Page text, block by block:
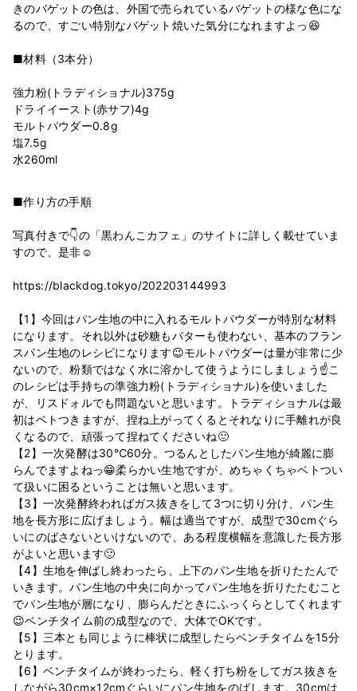
きのバゲットの色は、外国で売られているバゲットの様な色にな
るので、すごい特別なバゲット焼いた気分になれますよっ😆
■材料（3本分）
強力粉(トラディショナル)375g
ドライイースト(赤サフ)4g
モルトパウダー0.8g
塩7.5g
■作り方の手順
写真付きで👇の「黒わんこカフェ」のサイトに詳しく載せていま
すので、是非☺️
https://blackdog.tokyo/202203144993
【1】今回はパン生地の中に入れるモルトパウダーが特別な材料
になります。それ以外は砂糖もバターも使わない、基本のフラン
スパン生地のレシピになります😉モルトパウダーは量が非常に少
ないので、粉類ではなく水に溶かして使うようにしましょう☝こ
のレシピは手持ちの準強力粉(トラディショナル)を使いました
が、リスドォルでも問題ないと思います。トラディショナルは最
初はベトつきますが、捏ね上がってくるとそれなりに手離れが良
くなるので、頑張って捏ねてくださいね🙂
【2】一次発酵は30℃60分。つるんとしたパン生地が綺麗に膨
らんでますよねっ😁柔らかい生地ですが、めちゃくちゃベトつい
て扱いに困るということは無いと思います。
【3】一次発酵終わればガス抜きをして3つに切り分け、パン生
地を長方形に広げましょう。幅は適当ですが、成型で30cmぐら
いにのばさないといけないので、ある程度横幅を意識した長方形
がよいと思います🙂
【4】生地を伸ばし終わったら、上下のパン生地を折りたたんで
いきます。パン生地の中央に向かってパン生地を折りたたむこと
でパン生地が層になり、膨らんだときにふっくらとしてくれます
😉ベンチタイム前の成型なので、大体でOKです。
【5】三本とも同じように棒状に成型したらベンチタイムを15分
とります。
【6】ベンチタイムが終わったら、軽く打ち粉をしてガス抜きを
しながら30cm×12cmぐらいにパン生地をのばします。30cmは